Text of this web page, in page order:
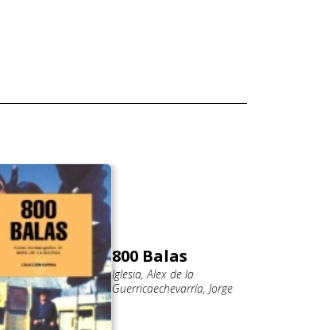
800 Balas
Iglesia, Alex de la
Guerricaechevarría, Jorge